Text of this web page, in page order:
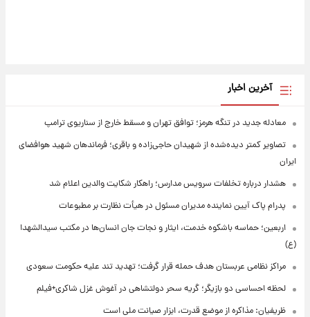
آخرین اخبار
معادله جدید در تنگه هرمز؛ توافق تهران و مسقط خارج از سناریوی ترامپ
تصاویر کمتر دیده‌شده از شهیدان حاجی‌زاده و باقری؛ فرماندهان شهید هوافضای
ایران
هشدار درباره تخلفات سرویس مدارس؛ راهکار شکایت والدین اعلام شد
پدرام پاک آیین نماینده مدیران مسئول در هیأت نظارت بر مطبوعات
اربعین؛ حماسه باشکوه خدمت، ایثار و نجات جان انسان‌ها در مکتب سیدالشهدا
(ع)
مراکز نظامی عربستان هدف حمله قرار گرفت؛ تهدید تند علیه حکومت سعودی
لحظه احساسی دو بازیگر؛ گریه سحر دولتشاهی در آغوش غزل شاکری+فیلم
ظریفیان: مذاکره از موضع قدرت، ابزار صیانت ملی است